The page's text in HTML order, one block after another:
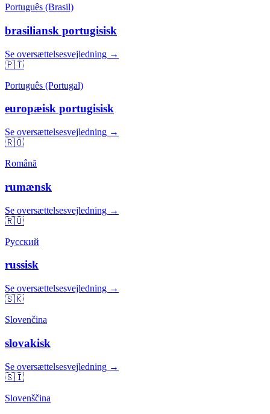
Português (Brasil)
brasiliansk portugisisk
Se oversættelsesvejledning →
🇵🇹
Português (Portugal)
europæisk portugisisk
Se oversættelsesvejledning →
🇷🇴
Română
rumænsk
Se oversættelsesvejledning →
🇷🇺
Русский
russisk
Se oversættelsesvejledning →
🇸🇰
Slovenčina
slovakisk
Se oversættelsesvejledning →
🇸🇮
Slovenščina